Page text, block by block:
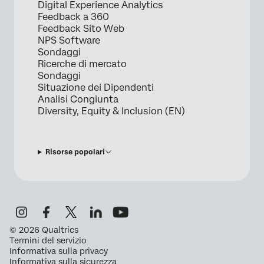
Digital Experience Analytics
Feedback a 360
Feedback Sito Web
NPS Software
Sondaggi
Ricerche di mercato
Sondaggi
Situazione dei Dipendenti
Analisi Congiunta
Diversity, Equity & Inclusion (EN)
Risorse popolari
© 2026 Qualtrics
Termini del servizio
Informativa sulla privacy
Informativa sulla sicurezza